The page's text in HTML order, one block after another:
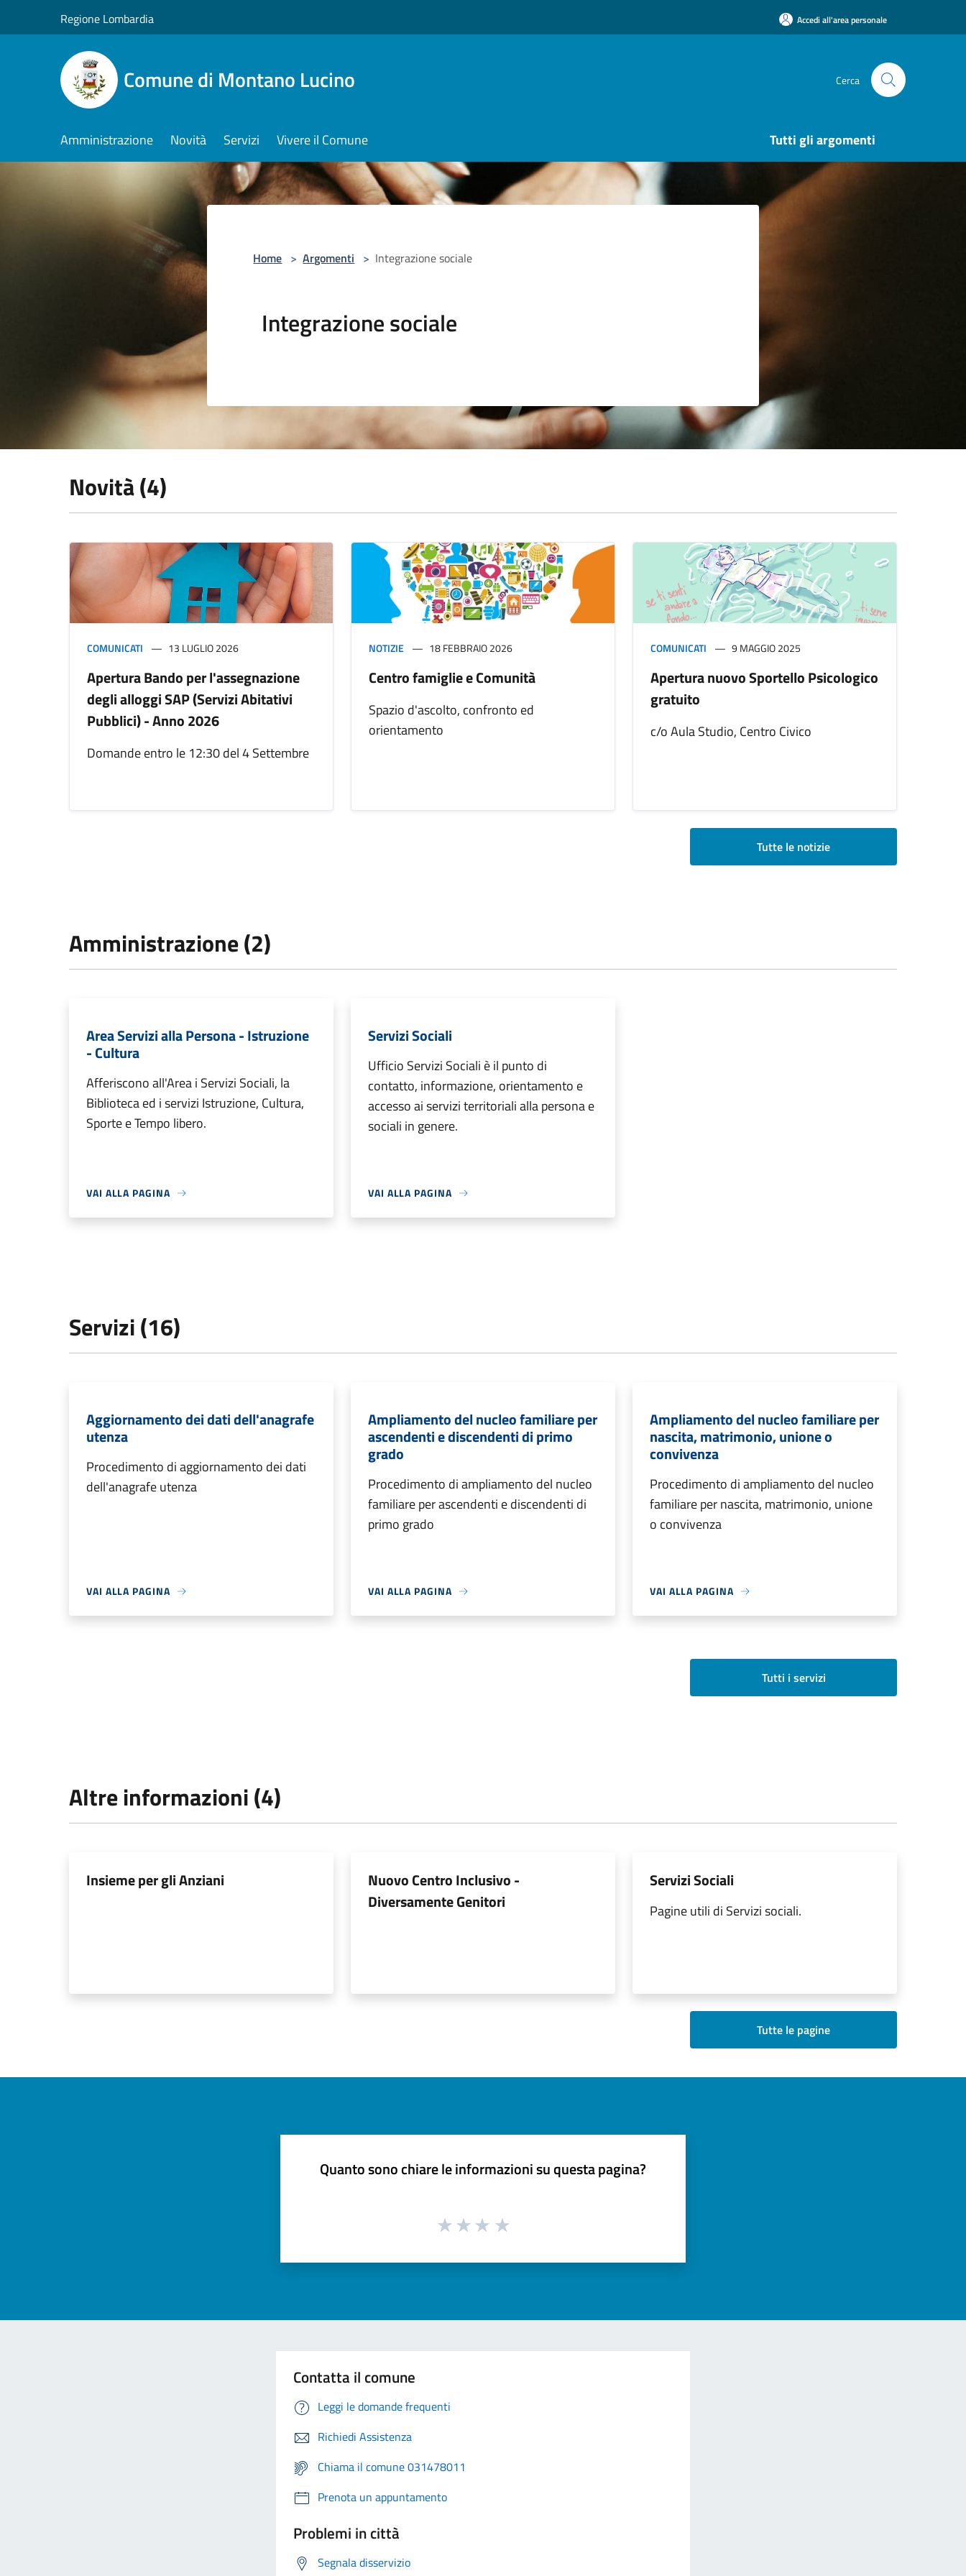
Regione Lombardia Accedi all'area personale
Comune di Montano Lucino Cerca
Amministrazione Novità Servizi Vivere il Comune Tutti gli argomenti
Home > Argomenti > Integrazione sociale
Integrazione sociale
Novità (4)
COMUNICATI 13 LUGLIO 2026
Apertura Bando per l'assegnazione
degli alloggi SAP (Servizi Abitativi
Pubblici) - Anno 2026
Domande entro le 12:30 del 4 Settembre
NOTIZIE 18 FEBBRAIO 2026
Centro famiglie e Comunità
Spazio d'ascolto, confronto ed
orientamento
COMUNICATI 9 MAGGIO 2025
Apertura nuovo Sportello Psicologico
gratuito
c/o Aula Studio, Centro Civico
Tutte le notizie
Amministrazione (2)
Area Servizi alla Persona - Istruzione
- Cultura
Afferiscono all'Area i Servizi Sociali, la
Biblioteca ed i servizi Istruzione, Cultura,
Sporte e Tempo libero.
VAI ALLA PAGINA
Servizi Sociali
Ufficio Servizi Sociali è il punto di
contatto, informazione, orientamento e
accesso ai servizi territoriali alla persona e
sociali in genere.
VAI ALLA PAGINA
Servizi (16)
Aggiornamento dei dati dell'anagrafe
utenza
Procedimento di aggiornamento dei dati
dell'anagrafe utenza
VAI ALLA PAGINA
Ampliamento del nucleo familiare per
ascendenti e discendenti di primo
grado
Procedimento di ampliamento del nucleo
familiare per ascendenti e discendenti di
primo grado
VAI ALLA PAGINA
Ampliamento del nucleo familiare per
nascita, matrimonio, unione o
convivenza
Procedimento di ampliamento del nucleo
familiare per nascita, matrimonio, unione
o convivenza
VAI ALLA PAGINA
Tutti i servizi
Altre informazioni (4)
Insieme per gli Anziani
Nuovo Centro Inclusivo -
Diversamente Genitori
Servizi Sociali
Pagine utili di Servizi sociali.
Tutte le pagine
Quanto sono chiare le informazioni su questa pagina?
Contatta il comune
Leggi le domande frequenti
Richiedi Assistenza
Chiama il comune 031478011
Prenota un appuntamento
Problemi in città
Segnala disservizio